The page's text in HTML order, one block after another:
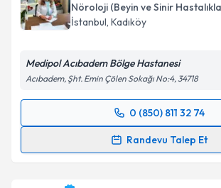
Nöroloji (Beyin ve Sinir
İstanbul, Kadıköy
Medipol Acıbadem Bölge Hastanesi
Acıbadem, Şht. Emin Çölen Sokağı No:4, 34718
0 (850) 811 32 74
Randevu Talep Et
Randevu Takvimi Talebi